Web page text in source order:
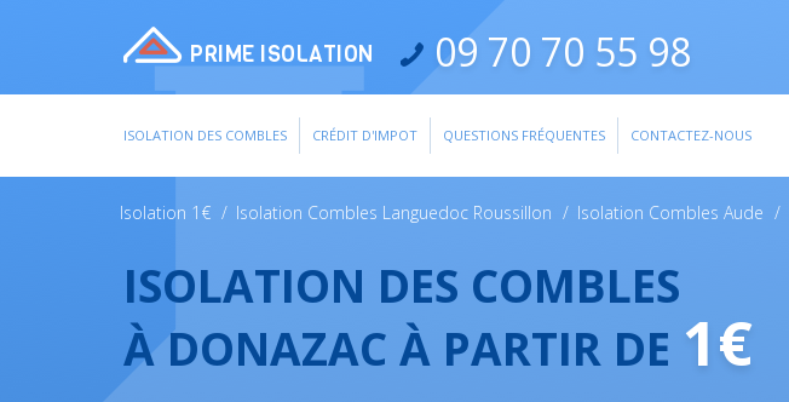
PRIME ISOLATION 09 70 70 55 98
ISOLATION DES COMBLES CRÉDIT D'IMPOT QUESTIONS FRÉQUENTES CONTACTEZ-NOUS
Isolation 1€ / Isolation Combles Languedoc Roussillon / Isolation Combles Aude /
ISOLATION DES COMBLES
À DONAZAC À PARTIR DE 1€